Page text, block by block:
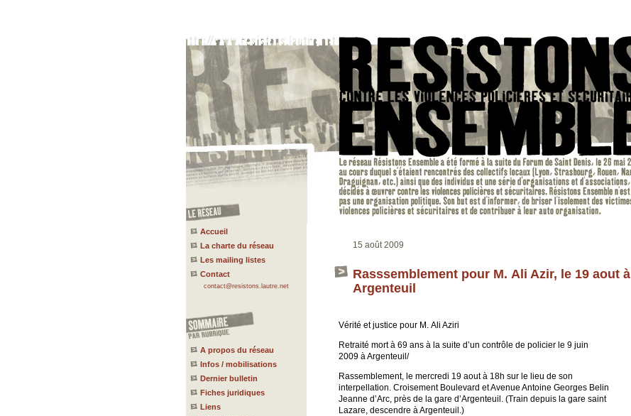
Accueil
La charte du réseau
Les mailing listes
Contact
contact@resistons.lautre.net
A propos du réseau
Infos / mobilisations
Dernier bulletin
Fiches juridiques
Liens
15 août 2009
Rasssemblement pour M. Ali Azir, le 19 aout à
Argenteuil
Vérité et justice pour M. Ali Aziri
Retraité mort à 69 ans à la suite d’un contrôle de policier le 9 juin
2009 à Argenteuil/
Rassemblement, le mercredi 19 aout à 18h sur le lieu de son
interpellation. Croisement Boulevard et Avenue Antoine Georges Belin
Jeanne d’Arc, près de la gare d’Argenteuil. (Train depuis la gare saint
Lazare, descendre à Argenteuil.)